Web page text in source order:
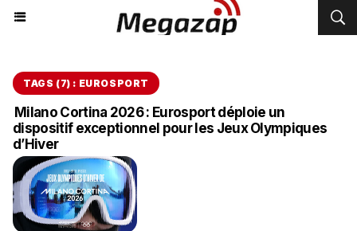
TAGS (7) : EUROSPORT
Milano Cortina 2026 : Eurosport déploie un
dispositif exceptionnel pour les Jeux Olympiques
d’Hiver